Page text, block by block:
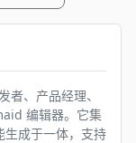
、产品经理、
编辑器。它集
成于一体，支持